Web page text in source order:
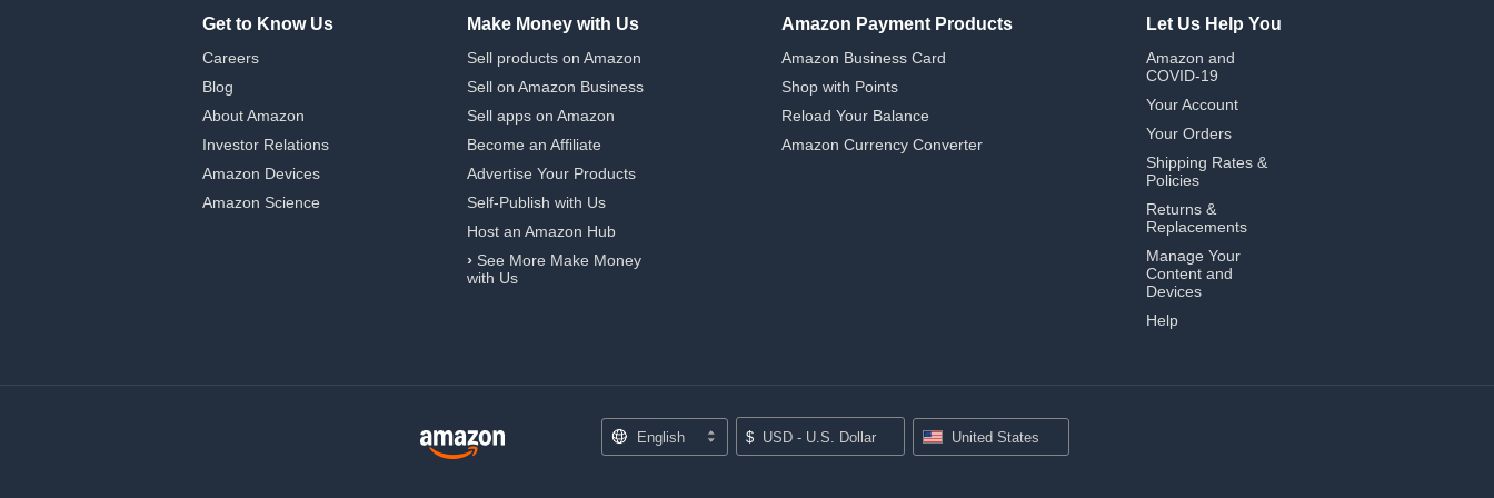
Get to Know Us
Careers
Blog
About Amazon
Investor Relations
Amazon Devices
Amazon Science
Make Money with Us
Sell products on Amazon
Sell on Amazon Business
Sell apps on Amazon
Become an Affiliate
Advertise Your Products
Self-Publish with Us
Host an Amazon Hub
› See More Make Money
with Us
Amazon Payment Products
Amazon Business Card
Shop with Points
Reload Your Balance
Amazon Currency Converter
Let Us Help You
Amazon and
COVID-19
Your Account
Your Orders
Shipping Rates &
Policies
Returns &
Replacements
Manage Your
Content and
Devices
Help
English $ USD - U.S. Dollar United States